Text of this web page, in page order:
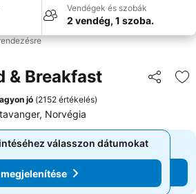
Vendégek és szobák
2 vendég, 1 szoba.
& Breakfast
jó (2152 értékelés)
Norvégia
válasszon dátumokat
megjelenítése
válasszon dátumokat